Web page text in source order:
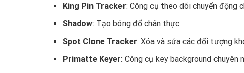
King Pin Tracker: Công cụ theo dõi chuyển động
Shadow: Tạo bóng đổ chân thực
Spot Clone Tracker: Xóa và sửa các đối tượng
Primatte Keyer: Công cụ key background chuyên